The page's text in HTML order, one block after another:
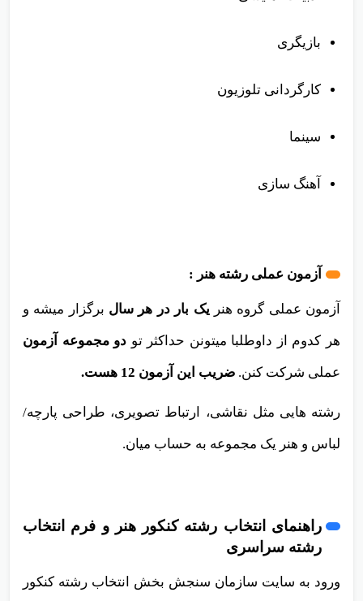
بازیگری
کارگردانی تلوزیون
سینما
آهنگ سازی
آزمون عملی رشته هنر :
آزمون عملی گروه هنر یک بار در هر سال برگزار میشه و
هر کدوم از داوطلبا میتونن حداکثر تو دو مجموعه آزمون
عملی شرکت کنن. ضریب این آزمون 12 هست.
رشته هایی مثل نقاشی، ارتباط تصویری، طراحی پارچه/
لباس و هنر یک مجموعه به حساب میان.
راهنمای انتخاب رشته کنکور هنر و فرم انتخاب
رشته سراسری
ورود به سایت سازمان سنجش بخش انتخاب رشته کنکور